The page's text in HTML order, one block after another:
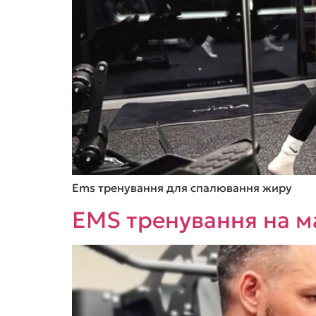
Ems тренування для спалювання жиру
EMS тренування на